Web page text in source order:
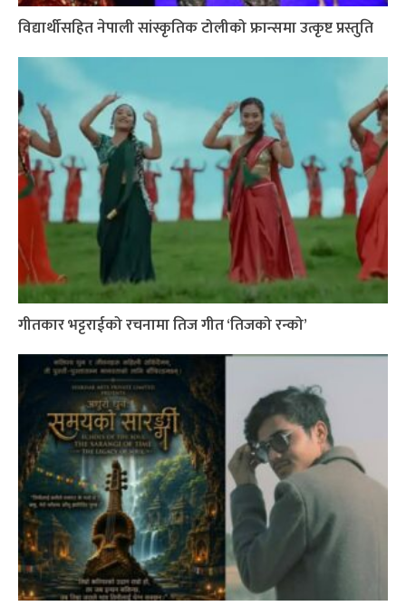
विद्यार्थीसहित नेपाली सांस्कृतिक टोलीको फ्रान्समा उत्कृष्ट प्रस्तुति
गीतकार भट्टराईको रचनामा तिज गीत ‘तिजको रन्को’